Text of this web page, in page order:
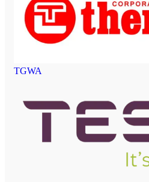
TGWA